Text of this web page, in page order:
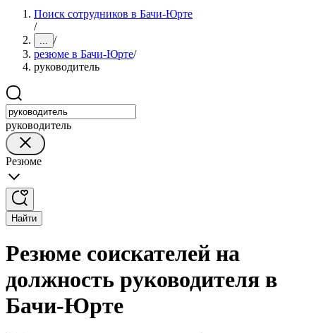
Поиск сотрудников в Бачи-Юрте
/
... /
резюме в Бачи-Юрте/
руководитель
руководитель
Резюме
Найти
Резюме соискателей на
должность руководителя в
Бачи-Юрте